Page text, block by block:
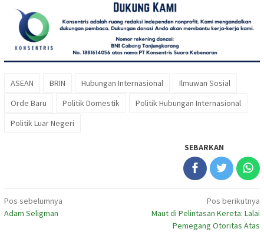
ASEAN BRIN Hubungan Internasional
Ilmuwan Sosial
Orde Baru
Politik Domestik
Politik Hubungan Internasional
Politik Luar Negeri
SEBARKAN
Navigasi
pos
Pos sebelumnya
Adam Seligman
Pos berikutnya
Maut di Pelintasan Kereta: Lalai
Pemegang Otoritas Atas